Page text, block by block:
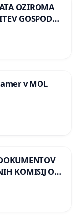
OZIROMA
GOSPODA
v MOL
KOMISIJ O